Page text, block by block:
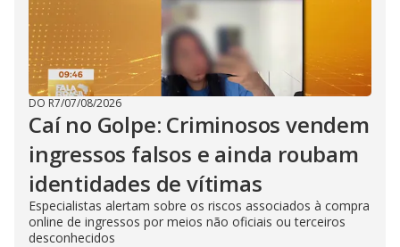
DO R7/07/08/2026
Caí no Golpe: Criminosos vendem
ingressos falsos e ainda roubam
identidades de vítimas
Especialistas alertam sobre os riscos associados à compra
online de ingressos por meios não oficiais ou terceiros
desconhecidos